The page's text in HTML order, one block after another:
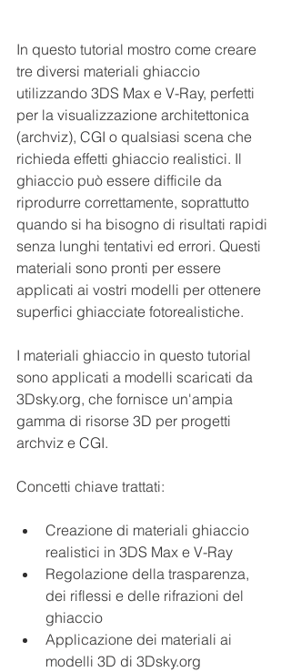
In questo tutorial mostro come creare
tre diversi materiali ghiaccio
utilizzando 3DS Max e V-Ray, perfetti
per la visualizzazione architettonica
(archviz), CGI o qualsiasi scena che
richieda effetti ghiaccio realistici. Il
ghiaccio può essere difficile da
riprodurre correttamente, soprattutto
quando si ha bisogno di risultati rapidi
senza lunghi tentativi ed errori. Questi
materiali sono pronti per essere
applicati ai vostri modelli per ottenere
superfici ghiacciate fotorealistiche.
I materiali ghiaccio in questo tutorial
sono applicati a modelli scaricati da
3Dsky.org, che fornisce un'ampia
gamma di risorse 3D per progetti
archviz e CGI.
Concetti chiave trattati:
Creazione di materiali ghiaccio
realistici in 3DS Max e V-Ray
Regolazione della trasparenza,
dei riflessi e delle rifrazioni del
ghiaccio
Applicazione dei materiali ai
modelli 3D di 3Dsky.org